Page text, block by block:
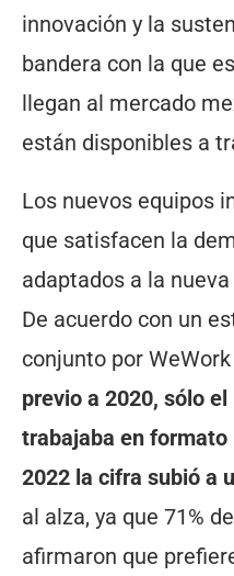
innovación y la
bandera con la que
llegan al mercado
están disponibles a
Los nuevos equipos
que satisfacen la
adaptados a la
De acuerdo con un
conjunto por
previo a 2020, sólo
trabajaba en
2022 la cifra subió a
al alza, ya que 71%
afirmaron que